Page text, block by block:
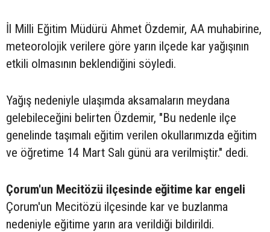
İl Milli Eğitim Müdürü Ahmet Özdemir, AA muhabirine,
meteorolojik verilere göre yarın ilçede kar yağışının
etkili olmasının beklendiğini söyledi.
Yağış nedeniyle ulaşımda aksamaların meydana
gelebileceğini belirten Özdemir, "Bu nedenle ilçe
genelinde taşımalı eğitim verilen okullarımızda eğitim
ve öğretime 14 Mart Salı günü ara verilmiştir." dedi.
Çorum'un Mecitözü ilçesinde eğitime kar engeli
Çorum'un Mecitözü ilçesinde kar ve buzlanma
nedeniyle eğitime yarın ara verildiği bildirildi.